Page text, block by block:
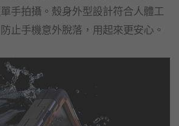
手拍攝。殼身外型設計符合人體工
止手機意外脫落，用起來更安心。